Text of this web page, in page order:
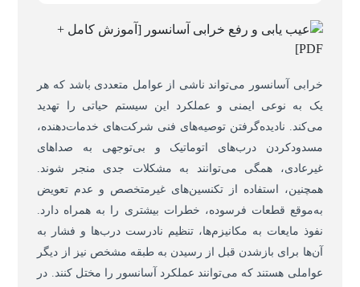
خرابی آسانسور می‌تواند ناشی از عوامل متعددی باشد که هر
یک به نوعی ایمنی و عملکرد این سیستم حیاتی را تهدید
می‌کند. نادیده‌گرفتن توصیه‌های فنی شرکت‌های خدمات‌دهنده،
مسدودکردن درب‌های اتوماتیک و بی‌توجهی به صداهای
غیرعادی، همگی می‌توانند به مشکلات جدی منجر شوند.
همچنین، استفاده از تکنسین‌های غیرمتخصص و عدم تعویض
به‌موقع قطعات فرسوده، خطرات بیشتری را به همراه دارد.
نفوذ مایعات به مکانیزم‌ها، تنظیم نادرست درب‌ها و فشار به
آن‌ها برای بازشدن قبل از رسیدن به طبقه مشخص نیز از دیگر
عواملی هستند که می‌توانند عملکرد آسانسور را مختل کنند. در